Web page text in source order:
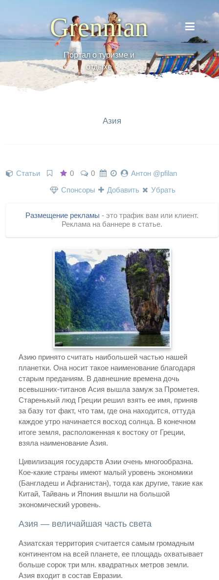
Grennian
Портал о туризме и
отдыхе
Азия
Статьи 0 0
Антон @pfilan
Спонсоры
Добавить Убрать
Размещение рекламы - это трафик вам или клиент.
Реклама на баннере в статье.
Азию принято считать наибольшей частью нашей
планетки. Она носит такое наименование благодаря
старым преданиям. В давнешние времена дочь
всевышних-титанов Асия вышла замуж за Прометея.
Старенькый люд Греции решил взять ее имя, приняв
за базу тот факт, что там, где она находится, оттуда
каждое утро начинается восход солнца. В конечном
итоге земля, расположенная к востоку от Греции,
взяла наименование Азия.
Цивилизация государств Азии очень многообразна.
Кое-какие страны имеют малый уровень экономики
(Бангладеш и Афганистан), тогда как другие, такие как
Китай, Тайвань и Япония вышли на большой
экономический уровень.
Азия — величайшая часть света
Азиатская территория считается самым громадным
континентом на всей планете, ее площадь охватывает
больше сорок три млн. квадратных метров земли.
Азия входит в состав Евразии.